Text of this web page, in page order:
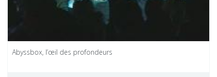
Abyssbox, l’œil des profondeurs